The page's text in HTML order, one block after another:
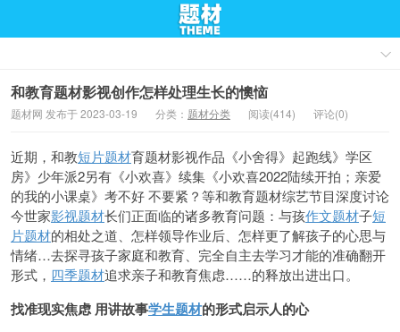
和教育题材影视创作怎样处理生长的懊恼
题材网 发布于 2023-03-19 分类： 题材分类 阅读(414) 评论(0)
近期，和教短片题材育题材影视作品《小舍得》起跑线》学区
房》少年派2另有《小欢喜》续集《小欢喜2022陆续开拍；亲爱
的我的小课桌》考不好 不要紧？等和教育题材综艺节目深度讨论
今世家影视题材长们正面临的诸多教育问题：与孩作文题材子短
片题材的相处之道、怎样领导作业后、怎样更了解孩子的心思与
情绪…去探寻孩子家庭和教育、完全自主去学习才能的准确翻开
形式， 四季题材追求亲子和教育焦虑……的释放出进出口。
找准现实焦虑 用讲故事学生题材的形式启示人的心